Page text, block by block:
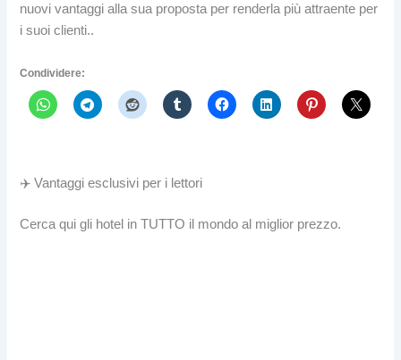
nuovi vantaggi alla sua proposta per renderla più attraente per
i suoi clienti..
Condividere:
✈️ Vantaggi esclusivi per i lettori
Cerca qui gli hotel in TUTTO il mondo al miglior prezzo.